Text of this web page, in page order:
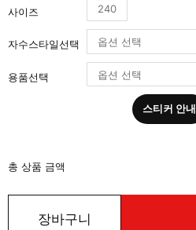
사이즈 240
자수스타일선택
용품선택
스티커 안내
총 상품 금액
장바구니